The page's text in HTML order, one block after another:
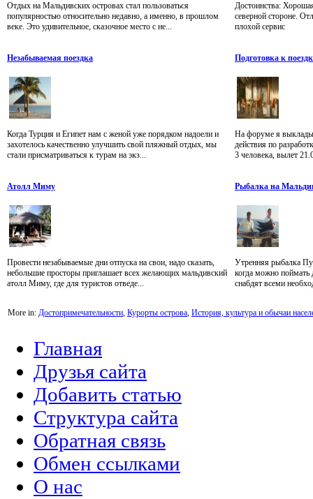
Отдых на Мальдивских островах стал пользоваться
популярностью относительно недавно, а именно, в прошлом
веке. Это удивительное, сказочное место с не...
Достоинства:
северной стороне.
плохой сервис
Незабываемая поездка
Когда Турция и Египет нам с женой уже порядком надоели и
захотелось качественно улучшить свой пляжный отдых, мы
стали присматриваться к турам на экз...
Подготовка к
На форуме я
действия по
3 человека, вылет
Атолл Миму
Провести незабываемые дни отпуска на свои, надо сказать,
небольшие просторы приглашает всех желающих мальдивский
атолл Миму, где для туристов отведе...
Рыбалка на
Утренняя рыбалка
когда можно
снабдят всеми
More in: Достопримечательности, Курорты острова, История, культура и обычаи
Главная
Друзья сайта
Добавить статью
Структура сайта
Обратная связь
Обмен ссылками
О нас